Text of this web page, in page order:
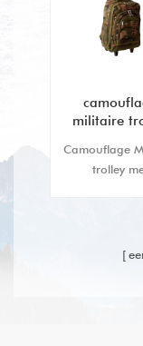
militaire
Camouflage
trolley